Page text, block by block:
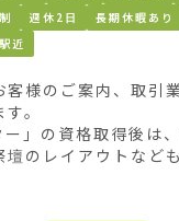
週休2日 長期休暇あり
近
客様のご案内、取引
。
ー」の資格取得後は
のレイアウトなど